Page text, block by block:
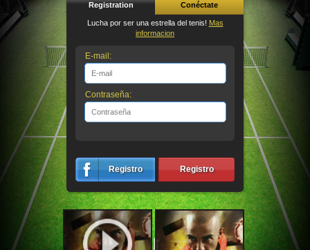
Registration Conéctate
Lucha por ser una estrella del tenis! Mas
informacion
E-mail:
Contraseña:
Registro Registro